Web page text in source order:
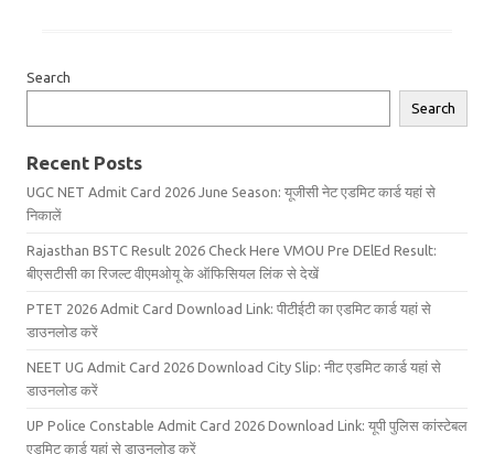
Search
Search
Recent Posts
UGC NET Admit Card 2026 June Season: यूजीसी नेट एडमिट कार्ड यहां से
निकालें
Rajasthan BSTC Result 2026 Check Here VMOU Pre DElEd Result:
बीएसटीसी का रिजल्ट वीएमओयू के ऑफिसियल लिंक से देखें
PTET 2026 Admit Card Download Link: पीटीईटी का एडमिट कार्ड यहां से
डाउनलोड करें
NEET UG Admit Card 2026 Download City Slip: नीट एडमिट कार्ड यहां से
डाउनलोड करें
UP Police Constable Admit Card 2026 Download Link: यूपी पुलिस कांस्टेबल
एडमिट कार्ड यहां से डाउनलोड करें